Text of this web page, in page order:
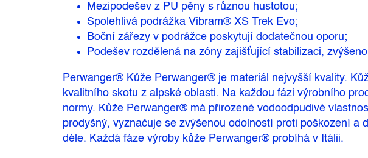
Mezipodešev z PU pěny s různou hustotou;
Spolehlivá podrážka Vibram® XS Trek Evo;
Boční zářezy v podrážce poskytují dodatečnou oporu;
Podešev rozdělená na zóny zajišťující stabilizaci,
Perwanger® Kůže Perwanger® je materiál nejvyšší kvality.
kvalitního skotu z alpské oblasti. Na každou fázi výrobního
normy. Kůže Perwanger® má přirozené vodoodpudivé
prodyšný, vyznačuje se zvýšenou odolností proti poškození
déle. Každá fáze výroby kůže Perwanger® probíhá v Itálii.